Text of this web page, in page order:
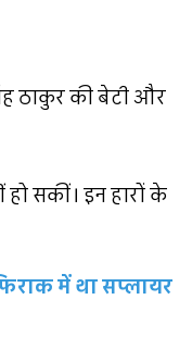
ठाकुर की बेटी और
हो सकीं। इन हारों के
में था सप्लायर